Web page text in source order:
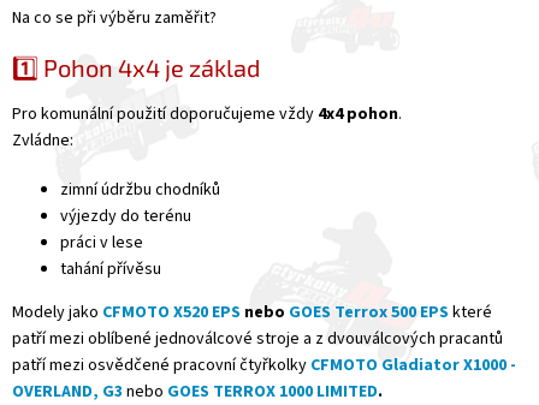
Na co se při výběru zaměřit?
1️⃣ Pohon 4x4 je základ
Pro komunální použití doporučujeme vždy 4x4 pohon.
Zvládne:
zimní údržbu chodníků
výjezdy do terénu
práci v lese
tahání přívěsu
Modely jako CFMOTO X520 EPS nebo GOES Terrox 500 EPS které
patří mezi oblíbené jednoválcové stroje a z dvouválcových pracantů
patří mezi osvědčené pracovní čtyřkolky CFMOTO Gladiator X1000 -
OVERLAND, G3 nebo GOES TERROX 1000 LIMITED.